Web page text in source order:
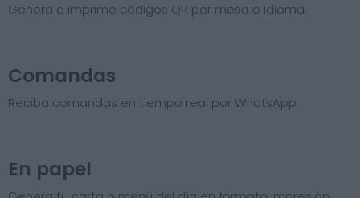
Genera e imprime códigos QR por mesa o idioma.
Comandas
Reciba comandas en tiempo real por WhatsApp.
En papel